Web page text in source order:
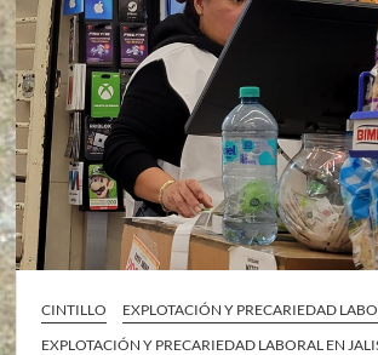
CINTILLO
EXPLOTACIÓN Y PRECARIEDAD
EXPLOTACIÓN Y PRECARIEDAD LABORAL EN